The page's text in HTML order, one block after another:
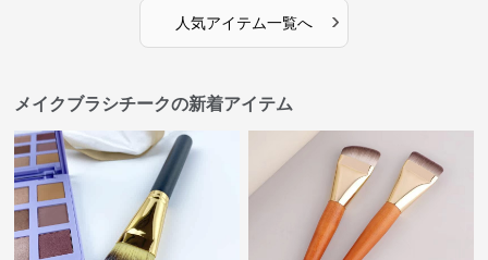
人気アイテム一覧へ ›
メイクブラシチークの新着アイテム